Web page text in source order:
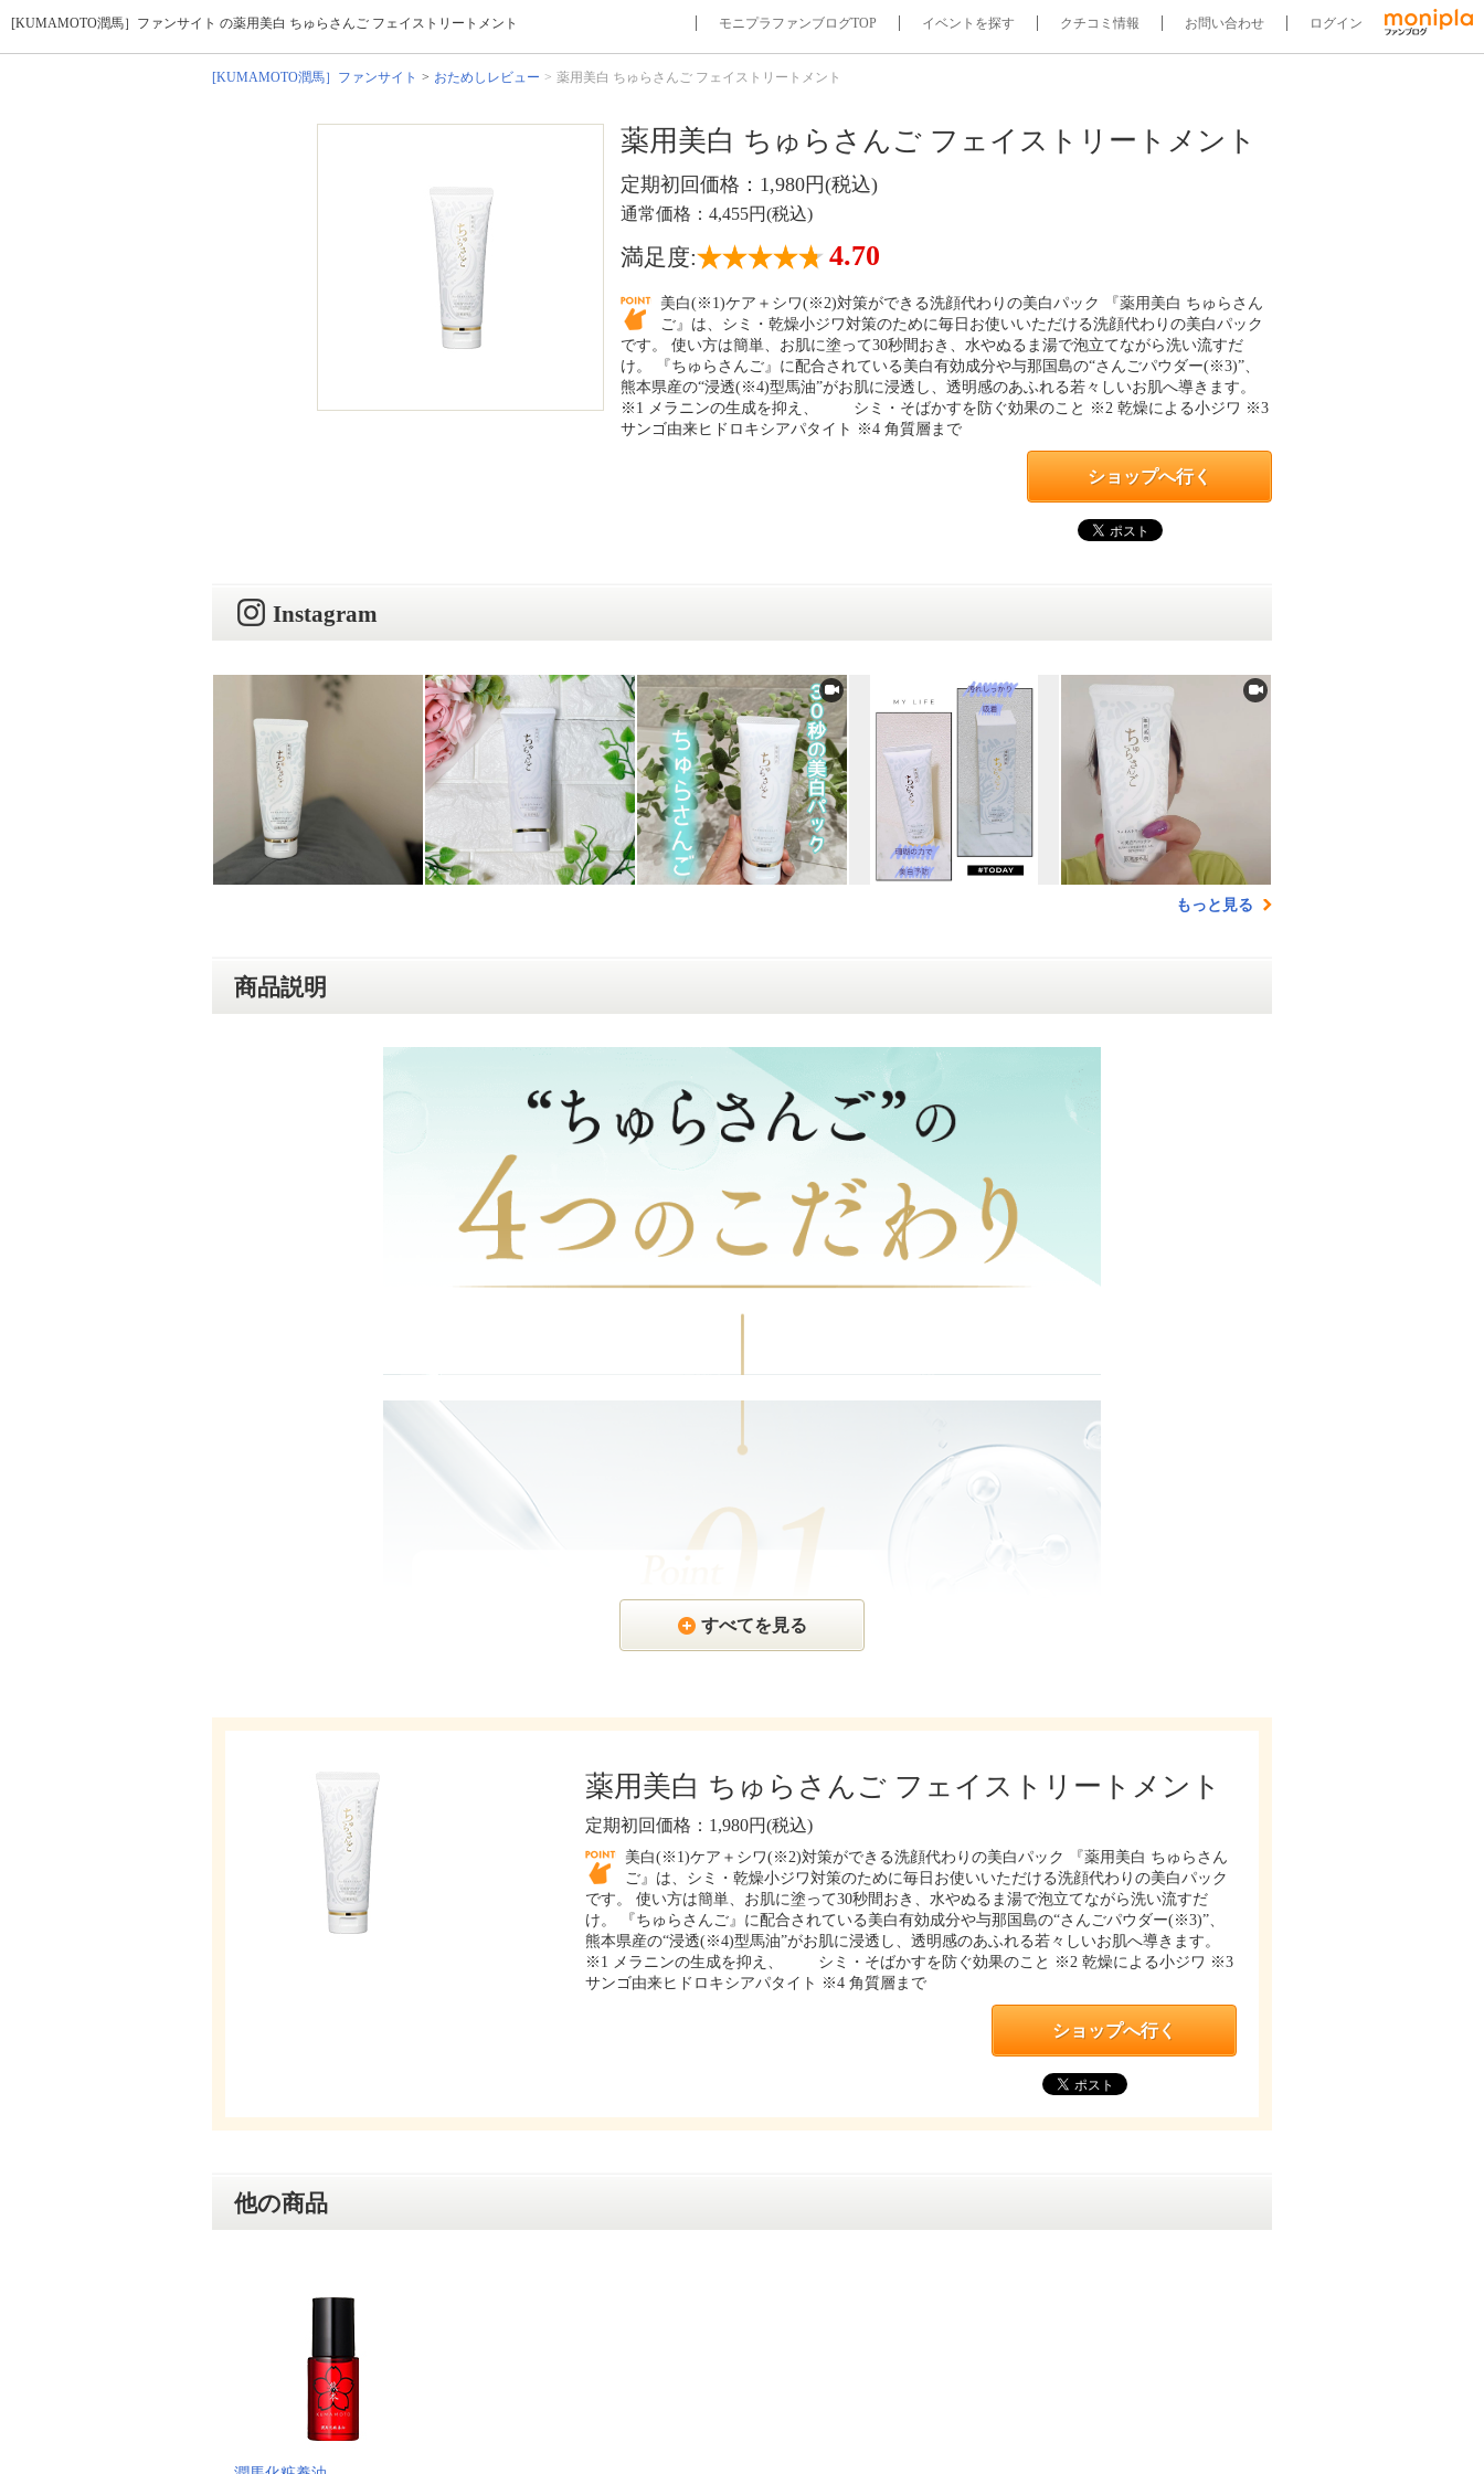
[KUMAMOTO潤馬］ファンサイト の薬用美白 ちゅらさんご フェイストリートメント モニプラファンブログTOP イベントを探す クチコミ情報 お問い合わせ ログイン
[KUMAMOTO潤馬］ファンサイト おためしレビュー 薬用美白 ちゅらさんご フェイストリートメント
薬用美白 ちゅらさんご フェイストリートメント
定期初回価格：1,980円(税込)
通常価格：4,455円(税込)
満足度: 4.70
美白(※1)ケア＋シワ(※2)対策ができる洗顔代わりの美白パック 『薬用美白 ちゅらさん
ご』は、シミ・乾燥小ジワ対策のために毎日お使いいただける洗顔代わりの美白パック
です。 使い方は簡単、お肌に塗って30秒間おき、水やぬるま湯で泡立てながら洗い流すだ
け。 『ちゅらさんご』に配合されている美白有効成分や与那国島の“さんごパウダー(※3)”、
熊本県産の“浸透(※4)型馬油”がお肌に浸透し、透明感のあふれる若々しいお肌へ導きます。
※1 メラニンの生成を抑え、 シミ・そばかすを防ぐ効果のこと ※2 乾燥による小ジワ ※3
サンゴ由来ヒドロキシアパタイト ※4 角質層まで
ショップへ行く
Instagram
もっと見る
商品説明
すべてを見る
薬用美白 ちゅらさんご フェイストリートメント
定期初回価格：1,980円(税込)
美白(※1)ケア＋シワ(※2)対策ができる洗顔代わりの美白パック 『薬用美白 ちゅらさん
ご』は、シミ・乾燥小ジワ対策のために毎日お使いいただける洗顔代わりの美白パック
です。 使い方は簡単、お肌に塗って30秒間おき、水やぬるま湯で泡立てながら洗い流すだ
け。 『ちゅらさんご』に配合されている美白有効成分や与那国島の“さんごパウダー(※3)”、
熊本県産の“浸透(※4)型馬油”がお肌に浸透し、透明感のあふれる若々しいお肌へ導きます。
※1 メラニンの生成を抑え、 シミ・そばかすを防ぐ効果のこと ※2 乾燥による小ジワ ※3
サンゴ由来ヒドロキシアパタイト ※4 角質層まで
ショップへ行く
他の商品